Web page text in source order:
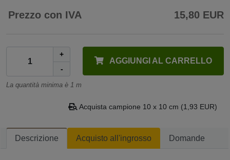
Prezzo con IVA 15,80 EUR
+
-
AGGIUNGI AL CARRELLO
La quantità minima è 1 m
Acquista campione 10 x 10 cm (1,93 EUR)
Descrizione Acquisto all'ingrosso Domande